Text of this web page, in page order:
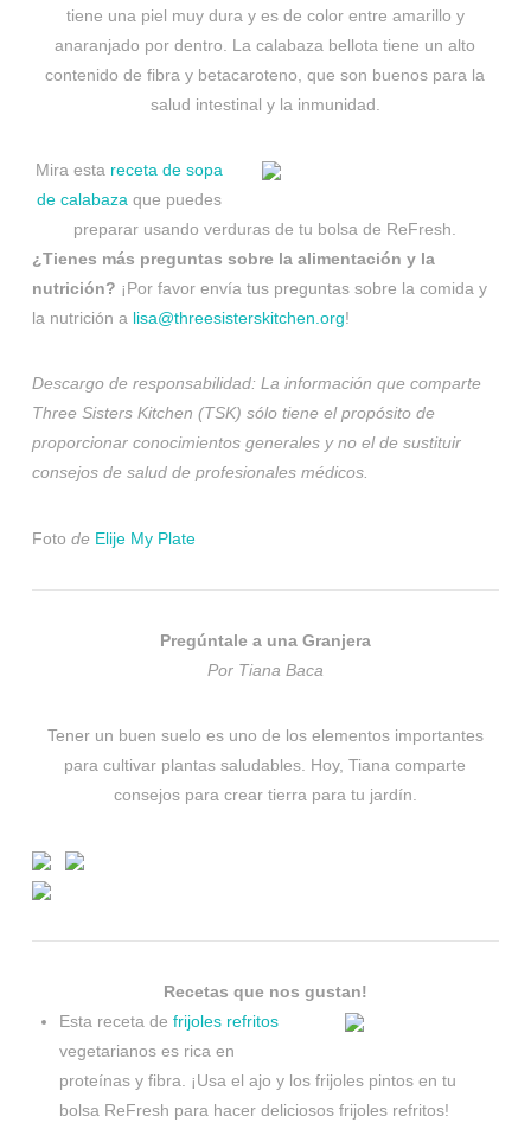
tiene una piel muy dura y es de color entre amarillo y
anaranjado por dentro. La calabaza bellota tiene un alto
contenido de fibra y betacaroteno, que son buenos para la
salud intestinal y la inmunidad.
Mira esta receta de sopa
de calabazaque puedes
preparar usando verduras de tu bolsa de ReFresh.
¿Tienes más preguntas sobre la alimentación y la
nutrición? ¡Por favor envía tus preguntas sobre la comida y
la nutrición a lisa@threesisterskitchen.org!
Descargo de responsabilidad: La información que comparte
Three Sisters Kitchen (TSK) sólo tiene el propósito de
proporcionar conocimientos generales y no el de sustituir
consejos de salud de profesionales médicos.
Foto de Elije My Plate
Pregúntale a una Granjera
Por Tiana Baca
Tener un buen suelo es uno de los elementos importantes
para cultivar plantas saludables. Hoy, Tiana comparte
consejos para crear tierra para tu jardín.
Recetas que nos gustan!
Esta receta defrijoles refritos
vegetarianos es rica en
proteínas y fibra. ¡Usa el ajo y los frijoles pintos en tu
bolsa ReFresh para hacer deliciosos frijoles refritos!